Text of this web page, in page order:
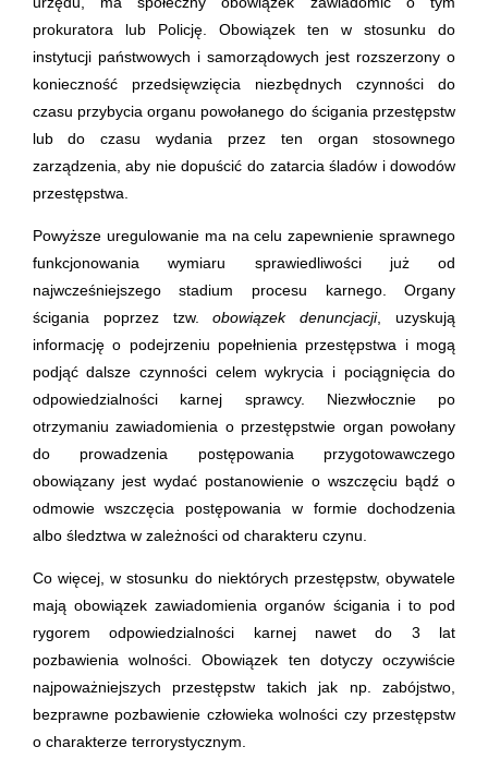
prokuratora lub Policję. Obowiązek ten w stosunku do
instytucji państwowych i samorządowych jest rozszerzony o
konieczność przedsięwzięcia niezbędnych czynności do
czasu przybycia organu powołanego do ścigania przestępstw
lub do czasu wydania przez ten organ stosownego
zarządzenia, aby nie dopuścić do zatarcia śladów i dowodów
przestępstwa.
Powyższe uregulowanie ma na celu zapewnienie sprawnego
funkcjonowania wymiaru sprawiedliwości już od
najwcześniejszego stadium procesu karnego. Organy
ścigania poprzez tzw.obowiązek denuncjacji, uzyskują
informację o podejrzeniu popełnienia przestępstwa i mogą
podjąć dalsze czynności celem wykrycia i pociągnięcia do
odpowiedzialności karnej sprawcy. Niezwłocznie po
otrzymaniu zawiadomienia o przestępstwie organ powołany
do prowadzenia postępowania przygotowawczego
obowiązany jest wydać postanowienie o wszczęciu bądź o
odmowie wszczęcia postępowania w formie dochodzenia
albo śledztwa w zależności od charakteru czynu.
Co więcej, w stosunku do niektórych przestępstw, obywatele
mają obowiązek zawiadomienia organów ścigania i to pod
rygorem odpowiedzialności karnej nawet do 3 lat
pozbawienia wolności. Obowiązek ten dotyczy oczywiście
najpoważniejszych przestępstw takich jak np. zabójstwo,
bezprawne pozbawienie człowieka wolności czy przestępstw
o charakterze terrorystycznym.